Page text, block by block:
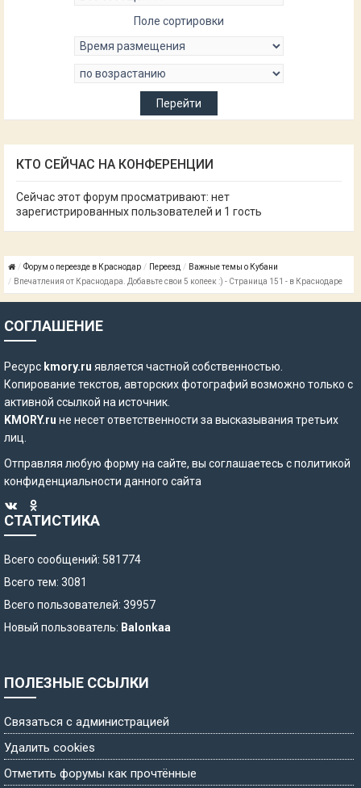
Поле сортировки
КТО СЕЙЧАС НА КОНФЕРЕНЦИИ
Сейчас этот форум просматривают: нет
зарегистрированных пользователей и 1 гость
Форум о переезде в Краснодар Переезд
Важные темы о Кубани
Впечатления от Краснодара. Добавьте свои 5 копеек :) - Страница 151 - в Краснодаре
СОГЛАШЕНИЕ
Ресурс kmory.ru является частной собственностью.
Копирование текстов, авторских фотографий возможно только с
активной ссылкой на источник.
KMORY.ru не несет ответственности за высказывания третьих
лиц.
Отправляя любую форму на сайте, вы соглашаетесь сполитикой
конфиденциальности данного сайта
СТАТИСТИКА
Всего сообщений: 581774
Всего тем: 3081
Всего пользователей: 39957
Новый пользователь: Balonkaa
ПОЛЕЗНЫЕ ССЫЛКИ
Связаться с администрацией
Удалить cookies
Отметить форумы как прочтённые